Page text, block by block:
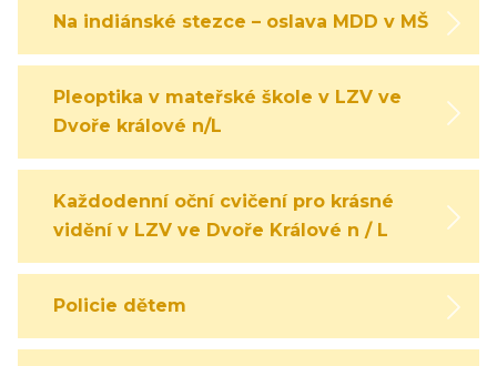
Na indiánské stezce – oslava MDD v MŠ
Pleoptika v mateřské škole v LZV ve
Dvoře králové n/L
Každodenní oční cvičení pro krásné
vidění v LZV ve Dvoře Králové n / L
Policie dětem